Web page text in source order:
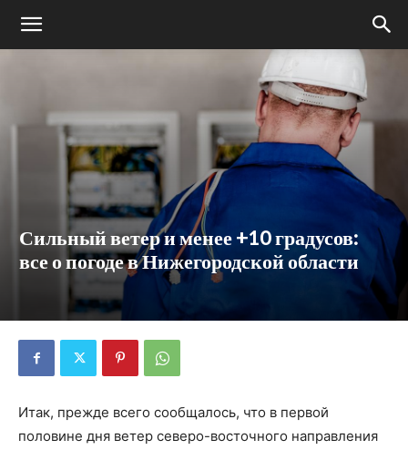
Сильный ветер и менее +10 градусов:
все о погоде в Нижегородской области
Итак, прежде всего сообщалось, что в первой
половине дня ветер северо-восточного направления